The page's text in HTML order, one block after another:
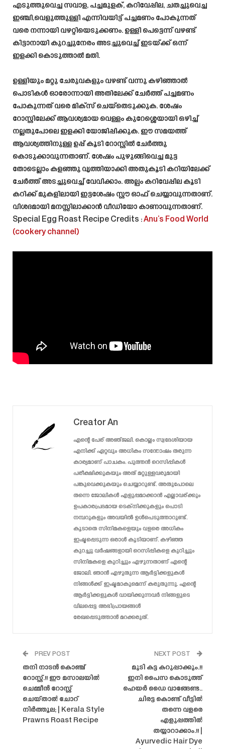
എടുത്തുവെച്ച സവാള, പച്ചമുളക്, കറിവേപ്പില, ചതച്ചുവെച്ച
ഇഞ്ചി,വെളുത്തുള്ളി എന്നിവയിട്ട് പച്ചമണം പോകുന്നത്
വരെ നന്നായി വഴറ്റിയെടുക്കണം. ഉള്ളി പെട്ടെന്ന് വഴണ്ട്
കിട്ടാനായി കുറച്ചുനേരം അടച്ചുവെച്ച് ഇടയ്ക്ക് ഒന്ന്
ഇളക്കി കൊടുത്താൽ മതി.
ഉള്ളിയും മറ്റു ചേരുവകളും വഴണ്ട് വന്നു കഴിഞ്ഞാൽ
പൊടികൾ ഓരോന്നായി അതിലേക്ക് ചേർത്ത് പച്ചമണം
പോകുന്നത് വരെ മിക്സ് ചെയ്തെടുക്കുക. ശേഷം
റോസ്റ്റിലേക്ക് ആവശ്യമായ വെള്ളം കുറേശ്ശെയായി ഒഴിച്ച്
നല്ലതുപോലെ ഇളക്കി യോജിപ്പിക്കുക. ഈ സമയത്ത്
ആവശ്യത്തിനുള്ള ഉപ്പ് കൂടി റോസ്റ്റിൽ ചേർത്തു
കൊടുക്കാവുന്നതാണ്. ശേഷം പുഴുങ്ങിവെച്ച മുട്ട
തോടെല്ലാം കളഞ്ഞു വൃത്തിയാക്കി അതുകൂടി കറിയിലേക്ക്
ചേർത്ത് അടച്ചുവെച്ച് വേവിക്കാം. അല്പം കറിവേപ്പില കൂടി
കറിക്ക് മുകളിലായി ഇട്ടശേഷം സ്റ്റൗ ഓഫ് ചെയ്യാവുന്നതാണ്.
വിശദമായി മനസ്സിലാക്കാൻ വീഡിയോ കാണാവുന്നതാണ്.
Special Egg Roast Recipe Credits :Anu’s Food World
(cookery channel)
Creator An
എന്റെ പേര് അഞ്ജലി. കൊല്ലം സ്വദേശിയായ
എനിക്ക് ഏറ്റവും അധികം സന്തോഷം തരുന്ന
കാര്യമാണ് പാചകം. പുത്തൻ റെസിപ്പികൾ
പരീക്ഷിക്കുകയും അത് മറ്റുള്ളവരുമായി
പങ്കുവെക്കുകയും ചെയ്യാറുണ്ട്. അതുപോലെ
തന്നെ ജോലികൾ എളുപ്പമാക്കാൻ എല്ലാവര്ക്കും
ഉപകാരപ്രദമായ ടെക്‌നിക്കുകളും പൊടി
നമ്പറുകളും അവയിൽ ഉൾപെടുത്താറുണ്ട്.
കൂടാതെ സിനിമകളെയും വളരെ അധികം
ഇഷ്ടപ്പെടുന്ന ഒരാൾ കൂടിയാണ്. കഴിഞ്ഞ
കുറച്ചു വർഷങ്ങളായി റെസിപ്പികളെ കുറിച്ചും
സിനിമകളെ കുറിച്ചും എഴുന്നതാണ് എന്റെ
ജോലി. ഞാൻ എഴുതുന്ന ആർട്ടിക്കളുകൾ
നിങ്ങൾക്ക് ഇഷ്ടമാകുമെന്ന് കരുതുന്നു. എന്റെ
ആർട്ടിക്കളുകൾ വായിക്കുന്നവർ നിങ്ങളുടെ
വിലപ്പെട്ട അഭിപ്രായങ്ങൾ
രേഖപ്പെടുത്താൻ മറക്കരുത്.
PREV POST
തനി നാടൻ കൊഞ്ച്
റോസ്റ്റ്.!! ഈ മസാലയിൽ
ചെമ്മീൻ റോസ്റ്റ്
ചെയ്‌താൽ ചോറ്
നിർത്തൂല; | Kerala Style
Prawns Roast Recipe
NEXT POST
മുടി കട്ട കറുപ്പാക്കും.!!
ഇനി പൈസ കൊടുത്ത്
ഹെയർ ഡൈ വാങ്ങേണ്ട..
ചിരട്ട കൊണ്ട് വീട്ടിൽ
തന്നെ വളരെ
എളുപ്പത്തിൽ
തയ്യാറാക്കാം.!! |
Ayurvedic Hair Dye